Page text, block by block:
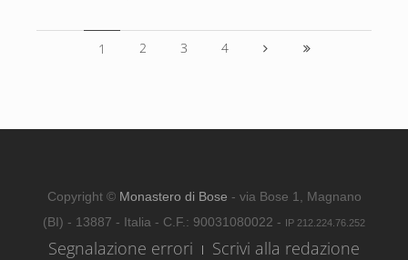
1 2 3 4
Copyright © Monastero di Bose - via Bose 1, Magnano
(BI) - 13887 - Italia - C.F.: 90031080022 - IP 212.224.76.252
Segnalazione errori
Scrivi alla redazione